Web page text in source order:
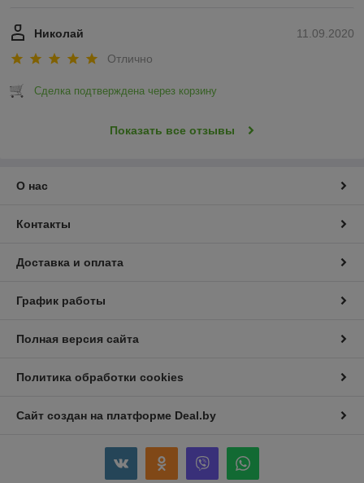
11.09.2020
Николай
Отлично
Сделка подтверждена через корзину
Показать все отзывы
О нас
Контакты
Доставка и оплата
График работы
Полная версия сайта
Политика обработки cookies
Сайт создан на платформе Deal.by